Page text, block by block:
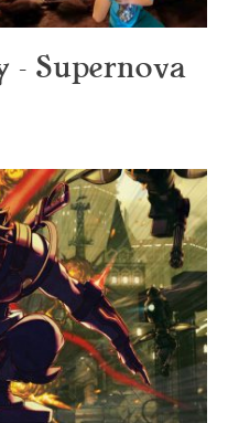
– Supernova